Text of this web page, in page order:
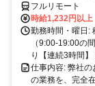
フルリモート
時給1,232円以上
勤務時間・曜日:
（9:00-19:00の
り【連続3時間
仕事内容: 弊社
の業務を、完全